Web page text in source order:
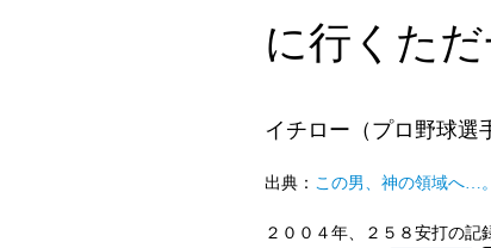
に行くただ
イチロー（プロ野球選
出典： この男、神の領域へ…
２００４年、２５８安打の記